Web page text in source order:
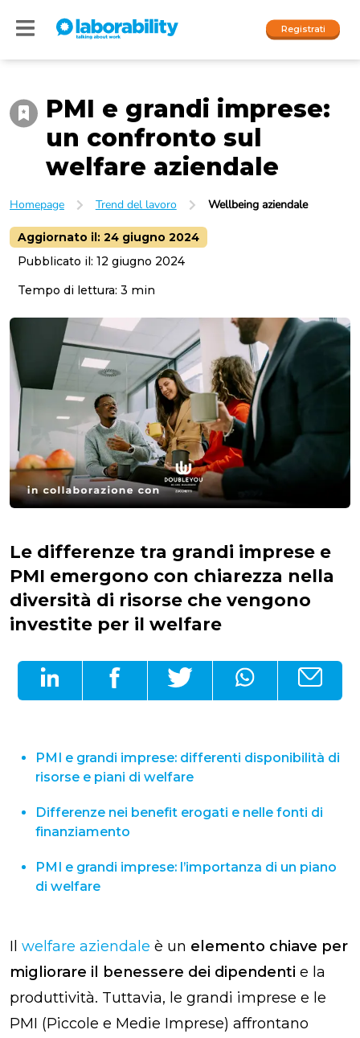
Registrati
I nostri social
Accedi
People
Company
PMI e grandi imprese:
un confronto sul
welfare aziendale
Homepage Trend del lavoro Wellbeing aziendale
Aggiornato il: 24 giugno 2024
Pubblicato il: 12 giugno 2024
Tempo di lettura: 3 min
Le differenze tra grandi imprese e
PMI emergono con chiarezza nella
diversità di risorse che vengono
investite per il welfare
PMI e grandi imprese: differenti disponibilità di
risorse e piani di welfare
Differenze nei benefit erogati e nelle fonti di
finanziamento
PMI e grandi imprese: l’importanza di un piano
di welfare
Il welfare aziendale è un elemento chiave per
migliorare il benessere dei dipendenti e la
produttività. Tuttavia, le grandi imprese e le
PMI (Piccole e Medie Imprese) affrontano